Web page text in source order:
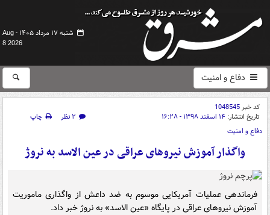
شنبه ۱۷ مرداد ۱۴۰۵ -
Aug
8 2026
دفاع و امنیت
کد خبر1048545
تاریخ انتشار: ۱۴ اسفند ۱۳۹۸ - ۱۶:۲۸ ۲ نظر
چاپ
دفاع و امنیت
واگذار آموزش نیروهای عراقی در عین الاسد به نروژ
فرماندهی عملیات آمریکایی موسوم به ضد داعش از واگذاری ماموریت
آموزش نیروهای عراقی در پایگاه «عین الاسد» به نروژ خبر داد.